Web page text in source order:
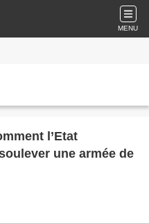
MENU
l’Etat
une armée de